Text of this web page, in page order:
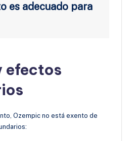
es adecuado para
efectos
Ozempic no está exento de